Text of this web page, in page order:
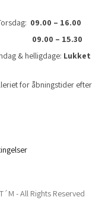
09.00 – 16.00
09.00 – 15.30
& helligdage: Lukket
for åbningstider efter
- All Rights Reserved